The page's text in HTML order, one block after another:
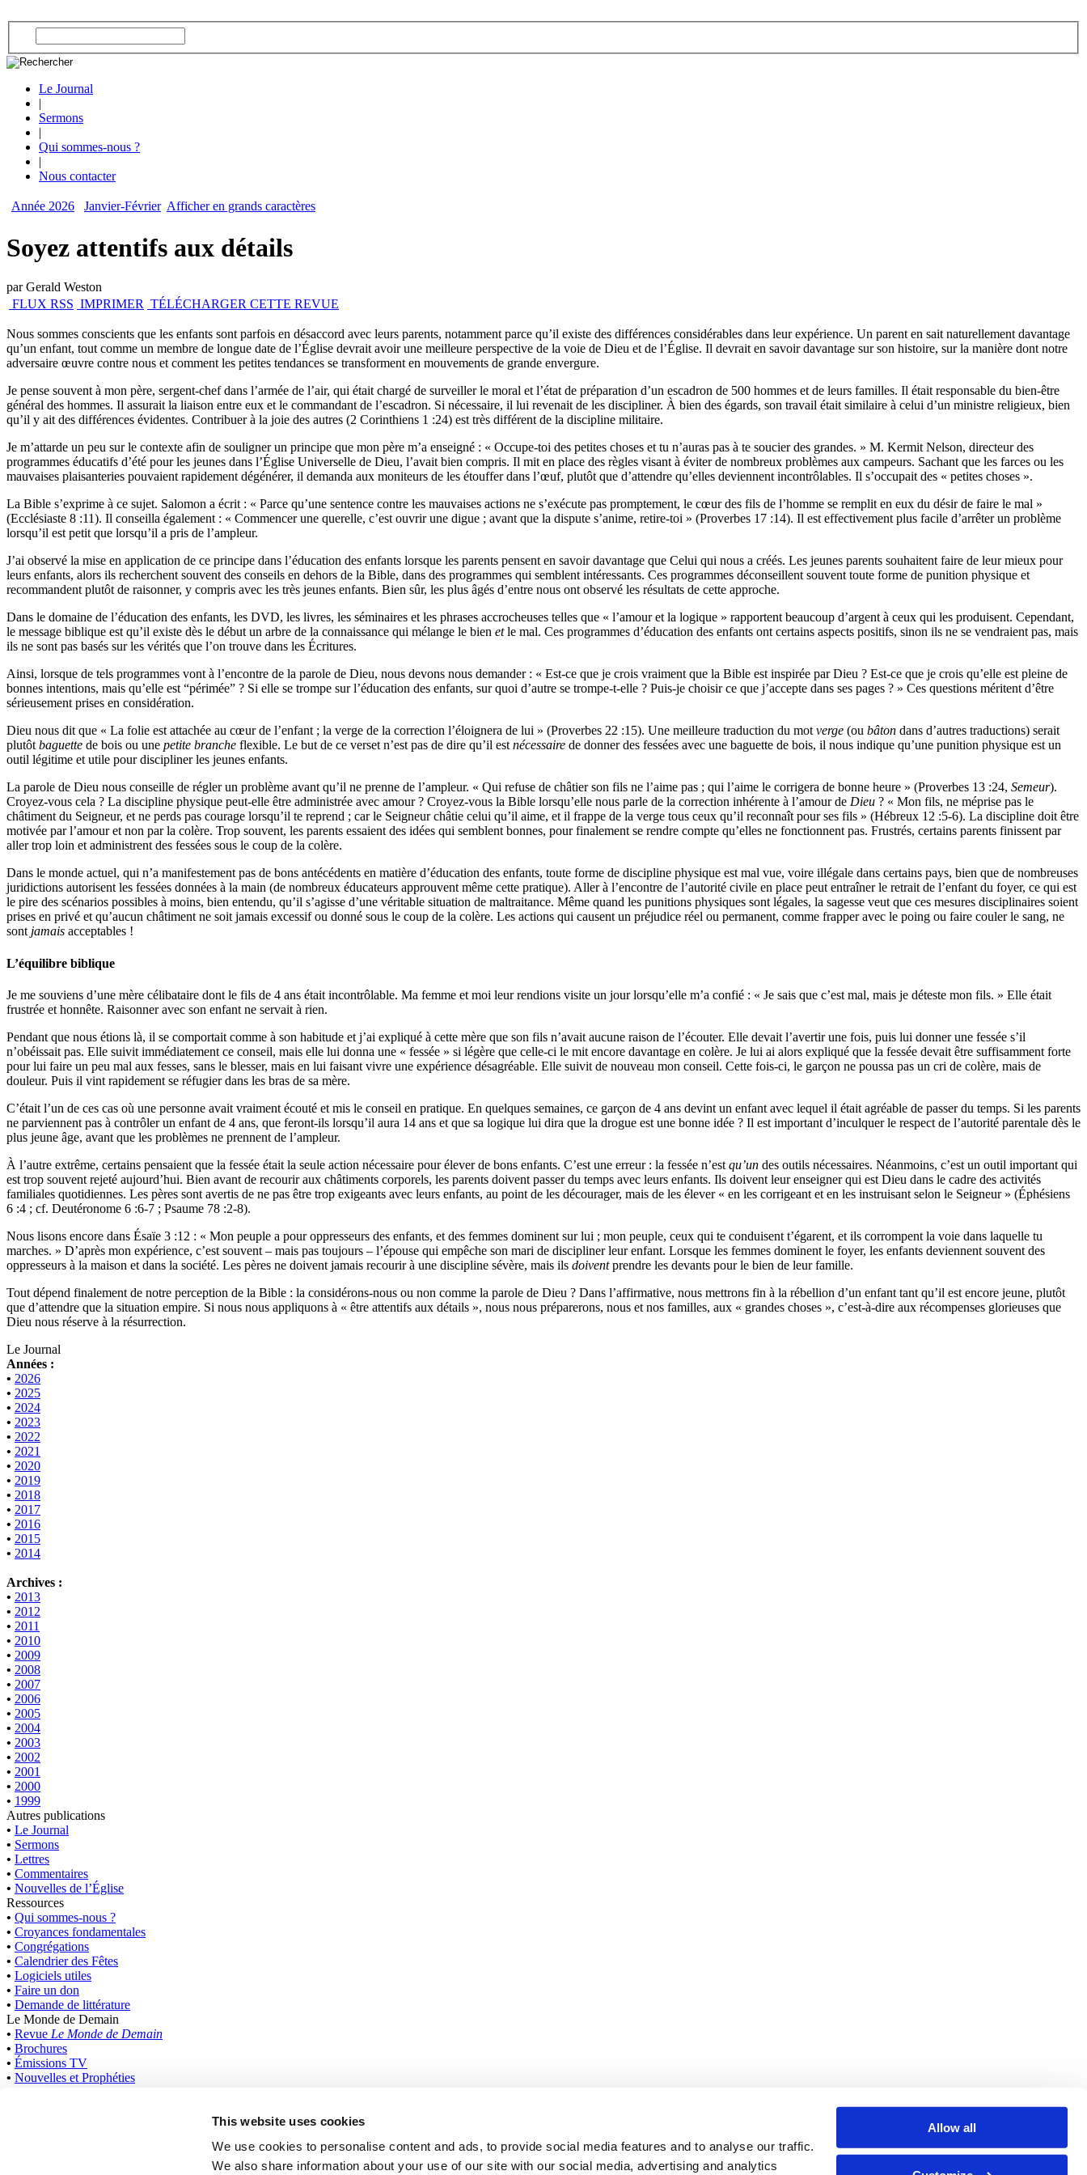
This website uses cookies
We use cookies to personalise content and ads, to provide social media features and to analyse our traffic.
We also share information about your use of our site with our social media, advertising and analytics
Allow all
Le Journal
|
Sermons
|
Qui sommes-nous ?
|
Nous contacter
Année 2026 Janvier-Février Afficher en grands caractères
Soyez attentifs aux détails
par Gerald Weston
FLUX RSS IMPRIMER TÉLÉCHARGER CETTE REVUE
Nous sommes conscients que les enfants sont parfois en désaccord avec leurs parents, notamment parce qu’il existe des différences considérables dans leur expérience. Un parent en sait naturellement davantage
qu’un enfant, tout comme un membre de longue date de l’Église devrait avoir une meilleure perspective de la voie de Dieu et de l’Église. Il devrait en savoir davantage sur son histoire, sur la manière dont notre
adversaire œuvre contre nous et comment les petites tendances se transforment en mouvements de grande envergure.
Je pense souvent à mon père, sergent-chef dans l’armée de l’air, qui était chargé de surveiller le moral et l’état de préparation d’un escadron de 500 hommes et de leurs familles. Il était responsable du bien-être
général des hommes. Il assurait la liaison entre eux et le commandant de l’escadron. Si nécessaire, il lui revenait de les discipliner. À bien des égards, son travail était similaire à celui d’un ministre religieux, bien
qu’il y ait des différences évidentes. Contribuer à la joie des autres (2 Corinthiens 1 :24) est très différent de la discipline militaire.
Je m’attarde un peu sur le contexte afin de souligner un principe que mon père m’a enseigné : « Occupe-toi des petites choses et tu n’auras pas à te soucier des grandes. » M. Kermit Nelson, directeur des
programmes éducatifs d’été pour les jeunes dans l’Église Universelle de Dieu, l’avait bien compris. Il mit en place des règles visant à éviter de nombreux problèmes aux campeurs. Sachant que les farces ou les
mauvaises plaisanteries pouvaient rapidement dégénérer, il demanda aux moniteurs de les étouffer dans l’œuf, plutôt que d’attendre qu’elles deviennent incontrôlables. Il s’occupait des « petites choses ».
La Bible s’exprime à ce sujet. Salomon a écrit : « Parce qu’une sentence contre les mauvaises actions ne s’exécute pas promptement, le cœur des fils de l’homme se remplit en eux du désir de faire le mal »
(Ecclésiaste 8 :11). Il conseilla également : « Commencer une querelle, c’est ouvrir une digue ; avant que la dispute s’anime, retire-toi » (Proverbes 17 :14). Il est effectivement plus facile d’arrêter un problème
lorsqu’il est petit que lorsqu’il a pris de l’ampleur.
J’ai observé la mise en application de ce principe dans l’éducation des enfants lorsque les parents pensent en savoir davantage que Celui qui nous a créés. Les jeunes parents souhaitent faire de leur mieux pour
leurs enfants, alors ils recherchent souvent des conseils en dehors de la Bible, dans des programmes qui semblent intéressants. Ces programmes déconseillent souvent toute forme de punition physique et
recommandent plutôt de raisonner, y compris avec les très jeunes enfants. Bien sûr, les plus âgés d’entre nous ont observé les résultats de cette approche.
Dans le domaine de l’éducation des enfants, les DVD, les livres, les séminaires et les phrases accrocheuses telles que « l’amour et la logique » rapportent beaucoup d’argent à ceux qui les produisent. Cependant,
le message biblique est qu’il existe dès le début un arbre de la connaissance qui mélange le bien etle mal. Ces programmes d’éducation des enfants ont certains aspects positifs, sinon ils ne se vendraient pas, mais
ils ne sont pas basés sur les vérités que l’on trouve dans les Écritures.
Ainsi, lorsque de tels programmes vont à l’encontre de la parole de Dieu, nous devons nous demander : « Est-ce que je crois vraiment que la Bible est inspirée par Dieu ? Est-ce que je crois qu’elle est pleine de
bonnes intentions, mais qu’elle est “périmée” ? Si elle se trompe sur l’éducation des enfants, sur quoi d’autre se trompe-t-elle ? Puis-je choisir ce que j’accepte dans ses pages ? » Ces questions méritent d’être
sérieusement prises en considération.
Dieu nous dit que « La folie est attachée au cœur de l’enfant ; la verge de la correction l’éloignera de lui » (Proverbes 22 :15). Une meilleure traduction du motverge (ou bâton dans d’autres traductions) serait
plutôtbaguette de bois ou une petite branche flexible. Le but de ce verset n’est pas de dire qu’il estnécessaire de donner des fessées avec une baguette de bois, il nous indique qu’une punition physique est un
outil légitime et utile pour discipliner les jeunes enfants.
La parole de Dieu nous conseille de régler un problème avant qu’il ne prenne de l’ampleur. « Qui refuse de châtier son fils ne l’aime pas ; qui l’aime le corrigera de bonne heure » (Proverbes 13 :24, Semeur).
Croyez-vous cela ? La discipline physique peut-elle être administrée avec amour ? Croyez-vous la Bible lorsqu’elle nous parle de la correction inhérente à l’amour de Dieu ? « Mon fils, ne méprise pas le
châtiment du Seigneur, et ne perds pas courage lorsqu’il te reprend ; car le Seigneur châtie celui qu’il aime, et il frappe de la verge tous ceux qu’il reconnaît pour ses fils » (Hébreux 12 :5-6). La discipline doit être
motivée par l’amour et non par la colère. Trop souvent, les parents essaient des idées qui semblent bonnes, pour finalement se rendre compte qu’elles ne fonctionnent pas. Frustrés, certains parents finissent par
aller trop loin et administrent des fessées sous le coup de la colère.
Dans le monde actuel, qui n’a manifestement pas de bons antécédents en matière d’éducation des enfants, toute forme de discipline physique est mal vue, voire illégale dans certains pays, bien que de nombreuses
juridictions autorisent les fessées données à la main (de nombreux éducateurs approuvent même cette pratique). Aller à l’encontre de l’autorité civile en place peut entraîner le retrait de l’enfant du foyer, ce qui est
le pire des scénarios possibles à moins, bien entendu, qu’il s’agisse d’une véritable situation de maltraitance. Même quand les punitions physiques sont légales, la sagesse veut que ces mesures disciplinaires soient
prises en privé et qu’aucun châtiment ne soit jamais excessif ou donné sous le coup de la colère. Les actions qui causent un préjudice réel ou permanent, comme frapper avec le poing ou faire couler le sang, ne
sont jamais acceptables !
L’équilibre biblique
Je me souviens d’une mère célibataire dont le fils de 4 ans était incontrôlable. Ma femme et moi leur rendions visite un jour lorsqu’elle m’a confié : « Je sais que c’est mal, mais je déteste mon fils. » Elle était
frustrée et honnête. Raisonner avec son enfant ne servait à rien.
Pendant que nous étions là, il se comportait comme à son habitude et j’ai expliqué à cette mère que son fils n’avait aucune raison de l’écouter. Elle devait l’avertir une fois, puis lui donner une fessée s’il
n’obéissait pas. Elle suivit immédiatement ce conseil, mais elle lui donna une « fessée » si légère que celle-ci le mit encore davantage en colère. Je lui ai alors expliqué que la fessée devait être suffisamment forte
pour lui faire un peu mal aux fesses, sans le blesser, mais en lui faisant vivre une expérience désagréable. Elle suivit de nouveau mon conseil. Cette fois-ci, le garçon ne poussa pas un cri de colère, mais de
douleur. Puis il vint rapidement se réfugier dans les bras de sa mère.
C’était l’un de ces cas où une personne avait vraiment écouté et mis le conseil en pratique. En quelques semaines, ce garçon de 4 ans devint un enfant avec lequel il était agréable de passer du temps. Si les parents
ne parviennent pas à contrôler un enfant de 4 ans, que feront-ils lorsqu’il aura 14 ans et que sa logique lui dira que la drogue est une bonne idée ? Il est important d’inculquer le respect de l’autorité parentale dès le
plus jeune âge, avant que les problèmes ne prennent de l’ampleur.
À l’autre extrême, certains pensaient que la fessée était la seule action nécessaire pour élever de bons enfants. C’est une erreur : la fessée n’est qu’un des outils nécessaires. Néanmoins, c’est un outil important qui
est trop souvent rejeté aujourd’hui. Bien avant de recourir aux châtiments corporels, les parents doivent passer du temps avec leurs enfants. Ils doivent leur enseigner qui est Dieu dans le cadre des activités
familiales quotidiennes. Les pères sont avertis de ne pas être trop exigeants avec leurs enfants, au point de les décourager, mais de les élever « en les corrigeant et en les instruisant selon le Seigneur » (Éphésiens
6 :4 ; cf. Deutéronome 6 :6-7 ; Psaume 78 :2-8).
Nous lisons encore dans Ésaïe 3 :12 : « Mon peuple a pour oppresseurs des enfants, et des femmes dominent sur lui ; mon peuple, ceux qui te conduisent t’égarent, et ils corrompent la voie dans laquelle tu
marches. » D’après mon expérience, c’est souvent – mais pas toujours – l’épouse qui empêche son mari de discipliner leur enfant. Lorsque les femmes dominent le foyer, les enfants deviennent souvent des
oppresseurs à la maison et dans la société. Les pères ne doivent jamais recourir à une discipline sévère, mais ils doiventprendre les devants pour le bien de leur famille.
Tout dépend finalement de notre perception de la Bible : la considérons-nous ou non comme la parole de Dieu ? Dans l’affirmative, nous mettrons fin à la rébellion d’un enfant tant qu’il est encore jeune, plutôt
que d’attendre que la situation empire. Si nous nous appliquons à « être attentifs aux détails », nous nous préparerons, nous et nos familles, aux « grandes choses », c’est-à-dire aux récompenses glorieuses que
Dieu nous réserve à la résurrection.
Le Journal
Années :
• 2026
• 2025
• 2024
• 2023
• 2022
• 2021
• 2020
• 2019
• 2018
• 2017
• 2016
• 2015
• 2014
Archives :
• 2013
• 2012
• 2011
• 2010
• 2009
• 2008
• 2007
• 2006
• 2005
• 2004
• 2003
• 2002
• 2001
• 2000
• 1999
Autres publications
• Le Journal
• Sermons
• Lettres
• Commentaires
• Nouvelles de l’Église
Ressources
• Qui sommes-nous ?
• Croyances fondamentales
• Congrégations
• Calendrier des Fêtes
• Logiciels utiles
• Faire un don
• Demande de littérature
Le Monde de Demain
• Revue Le Monde de Demain
• Brochures
• Émissions TV
• Nouvelles et Prophéties